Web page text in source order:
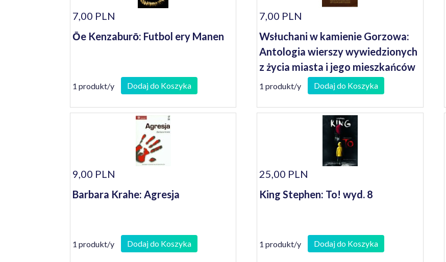
7,00 PLN
Ōe Kenzaburō: Futbol ery Manen
1 produkt/y Dodaj do Koszyka
7,00 PLN
Wsłuchani w kamienie Gorzowa:
Antologia wierszy wywiedzionych
z życia miasta i jego mieszkańców
napisanych przez poetów, którzy
żyli i żyją lub gościli w Gorzowie
1 produkt/y Dodaj do Koszyka
9,00 PLN
Barbara Krahe: Agresja
1 produkt/y Dodaj do Koszyka
25,00 PLN
King Stephen: To! wyd. 8
1 produkt/y Dodaj do Koszyka